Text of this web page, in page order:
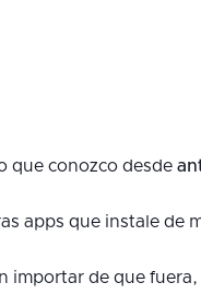
que conozco desde
apps que instale de
importar de que fuera,